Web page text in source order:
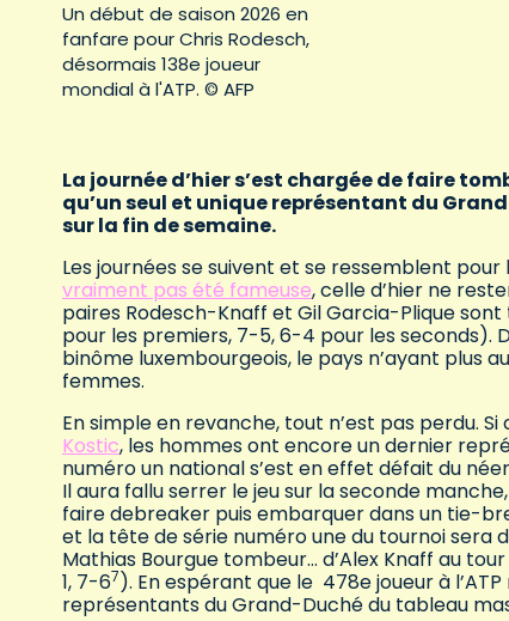
Un début de saison 2026 en
fanfare pour Chris Rodesch,
désormais 138e joueur
mondial à l'ATP. © AFP
La journée d’hier s’est chargée de faire
qu’un seul et unique représentant du
sur la fin de semaine.
Les journées se suivent et se ressemblent pour
vraiment pas été fameuse, celle d’hier ne
paires Rodesch-Knaff et Gil Garcia-Plique
pour les premiers, 7-5, 6-4 pour les seconds).
binôme luxembourgeois, le pays n’ayant plus
femmes.
En simple en revanche, tout n’est pas perdu.
Kostic, les hommes ont encore un dernier
numéro un national s’est en effet défait du
Il aura fallu serrer le jeu sur la seconde
faire debreaker puis embarquer dans un tie-
et la tête de série numéro une du tournoi sera
Mathias Bourgue tombeur… d’Alex Knaff au
1, 7-67). En espérant que le 478e joueur à
représentants du Grand-Duché du tableau